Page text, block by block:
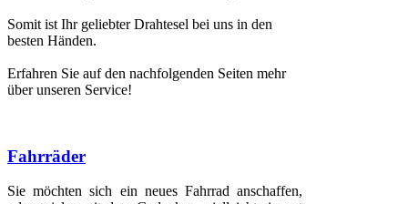
Somit ist Ihr geliebter Drahtesel bei uns in den
besten Händen.
Erfahren Sie auf den nachfolgenden Seiten mehr
über unseren Service!
Fahrräder
Sie möchten sich ein neues Fahrrad anschaffen,